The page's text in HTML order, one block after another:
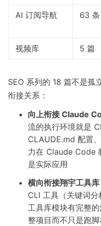
AI 订阅导航 63 条
视频库 5 篇
SEO 系列的 18 篇不是孤
衔接关系：
向上衔接 Claude
流的执行环境就是
CLAUDE.md 配置
力在 Claude Code
是实际应用
横向衔接翔宇工具库
CLI 工具（关键词
工具库模块有完整
整项目而不只是跑